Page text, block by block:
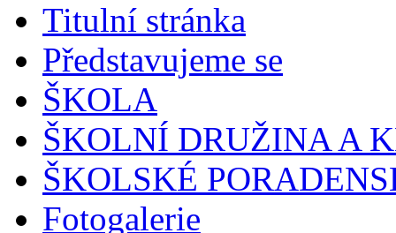
Titulní stránka
Představujeme se
ŠKOLA
ŠKOLNÍ DRUŽINA A
ŠKOLSKÉ
Fotogalerie